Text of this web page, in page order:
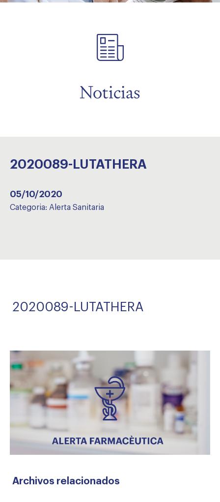
Noticias
2020089-LUTATHERA
05/10/2020
Categoria: Alerta Sanitaria
Archivos relacionados
2020089-LUTATHERA